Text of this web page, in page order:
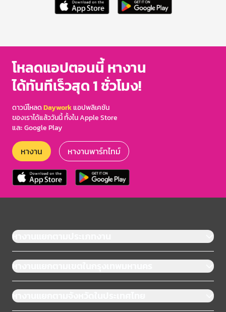
โหลดแอปตอนนี้ หางาน
ได้ทันทีเร็วสุด 1 ชั่วโมง!
ดาวน์โหลดDayworkแอปพลิเคชัน
ของเราได้แล้ววันนี้ ทั้งใน Apple Store
และ Google Play
หางาน หางานพาร์ทไทม์
หางานแยกตามประเภทงาน
หางานแยกตามเขตในกรุงเทพมหานคร
หางานแยกตามจังหวัดในประเทศไทย